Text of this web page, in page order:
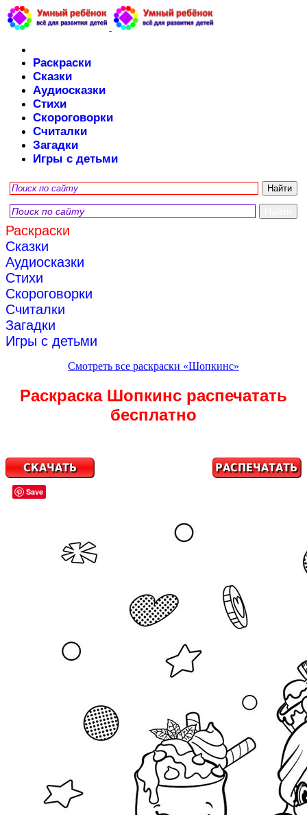
Раскраски
Сказки
Аудиосказки
Стихи
Скороговорки
Считалки
Загадки
Игры с детьми
Раскраски
Сказки
Аудиосказки
Стихи
Скороговорки
Считалки
Загадки
Игры с детьми
Смотреть все раскраски «Шопкинс»
Раскраска Шопкинс распечатать
бесплатно
Save